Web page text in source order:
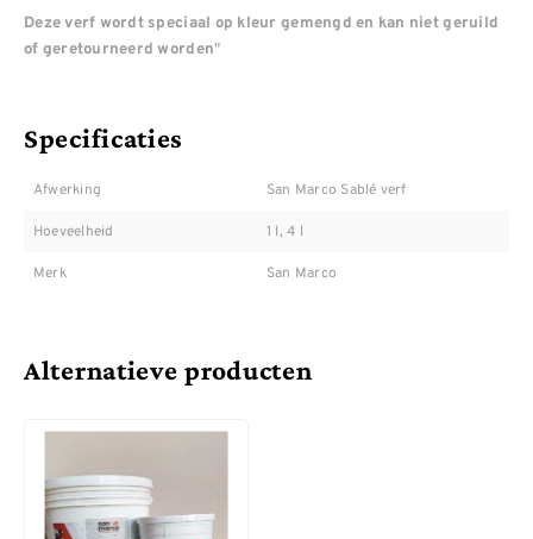
Deze verf wordt speciaal op kleur gemengd en kan niet geruild
of geretourneerd worden"
Specificaties
Afwerking San Marco Sablé verf
Hoeveelheid 1 l, 4 l
Merk San Marco
Alternatieve producten